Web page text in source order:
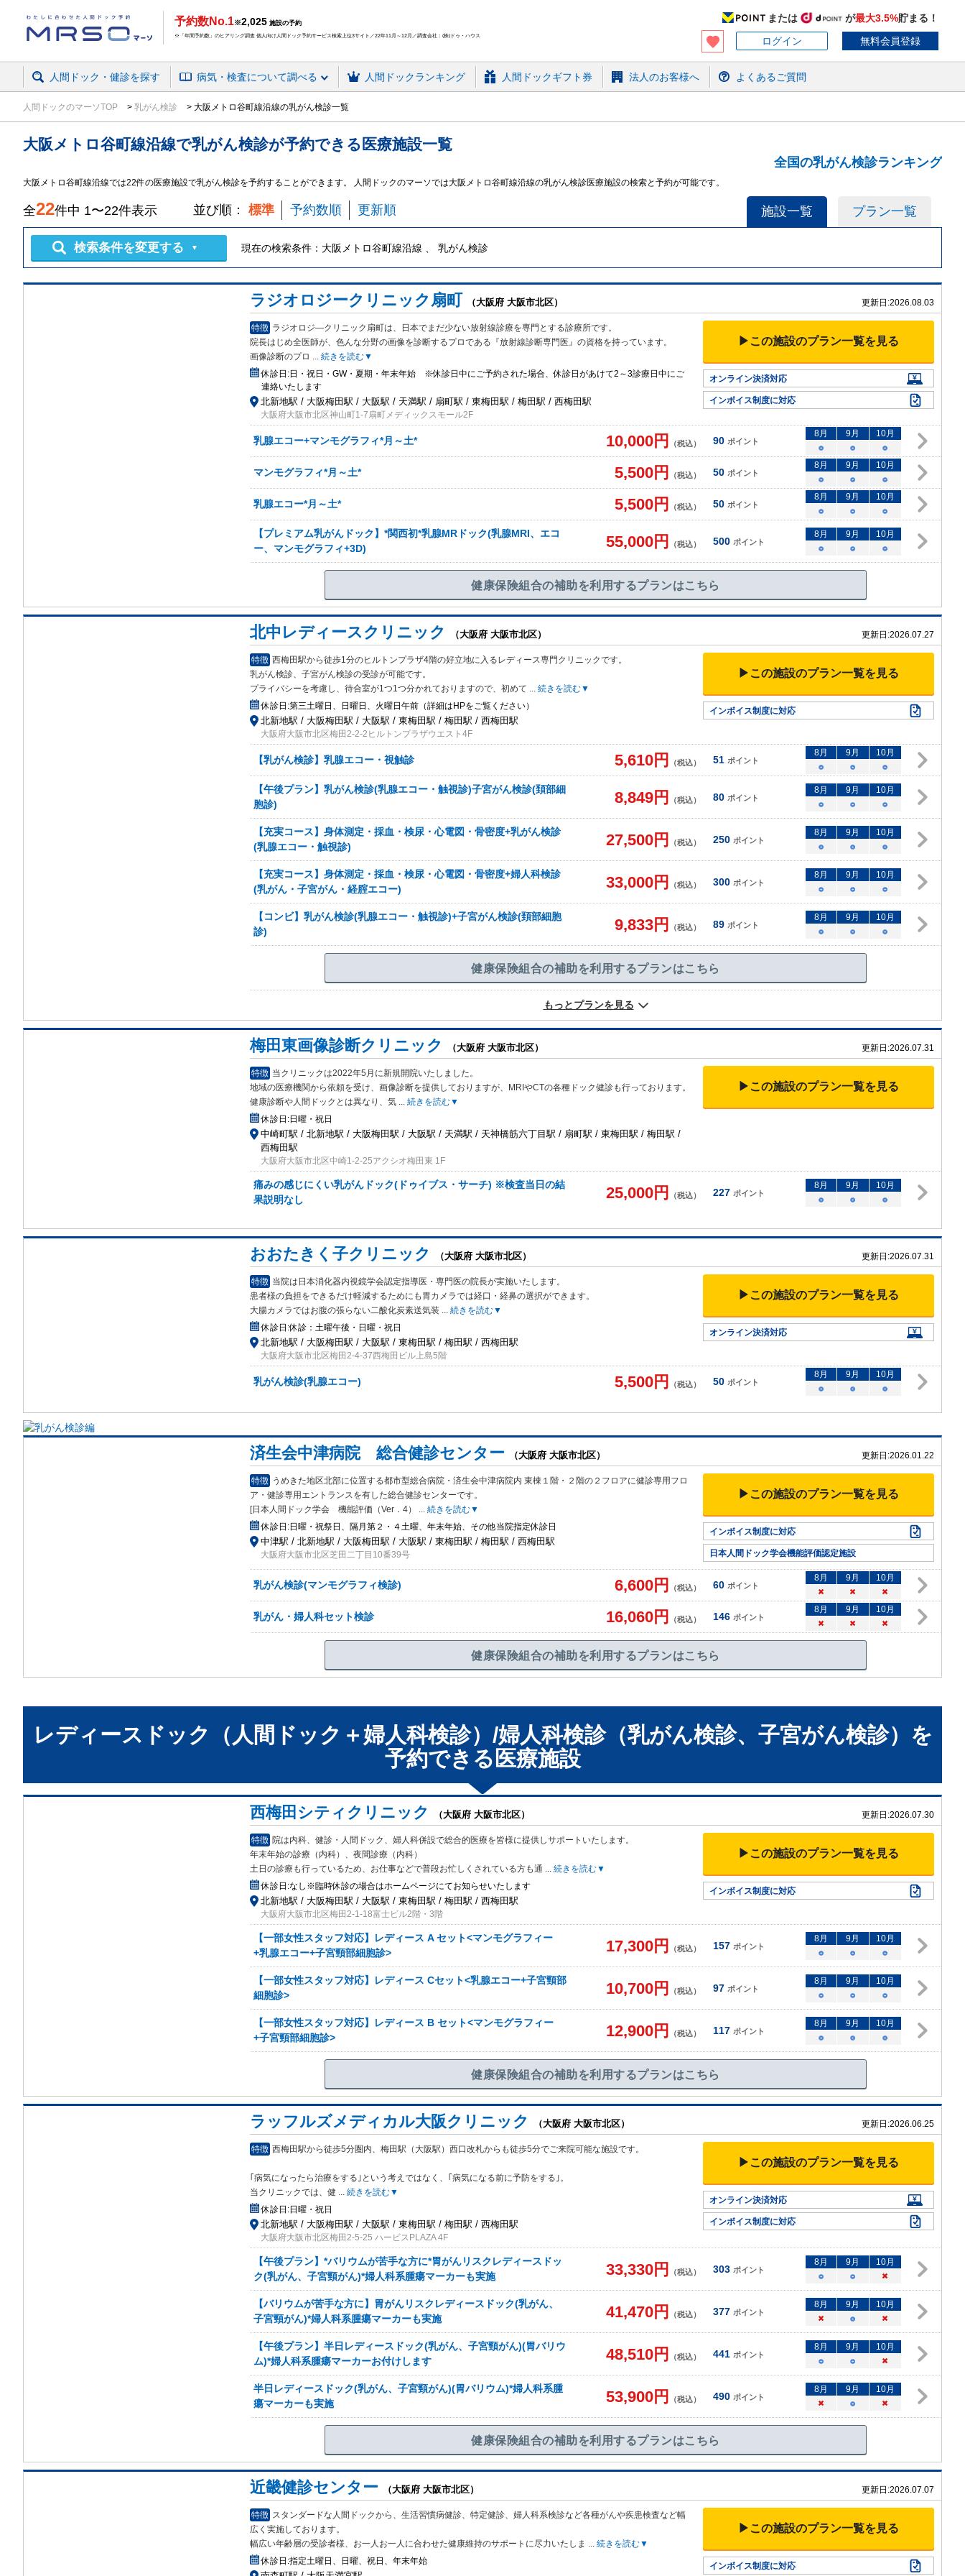
予約数No.1※2,025 施設の予約
※「年間予約数」のヒアリング調査 個人向け人間ドック予約サービス検索上位3サイト／22年11月～12月／調査会社：(株)ドゥ・ハウス
または が最大3.5%貯まる！
ログイン
無料会員登録
人間ドック・健診を探す 病気・検査について調べる 人間ドックランキング 人間ドックギフト券 法人のお客様へ よくあるご質問
人間ドックのマーソTOP 乳がん検診 大阪メトロ谷町線沿線の乳がん検診一覧
大阪メトロ谷町線沿線で乳がん検診が予約できる 医療施設一覧
全国の乳がん検診ランキング
大阪メトロ谷町線沿線では22件の医療施設で乳がん検診を予約することができます。 人間ドックのマーソでは大阪メトロ谷町線沿線の乳がん検診医療施設の検索と予約が可能です。
施設一覧 プラン一覧
全22件中 1〜22件表示 並び順： 標準 予約数順 更新順
検索条件を変更する ▼ 現在の検索条件： 大阪メトロ谷町線沿線 、 乳がん検診
ラジオロジークリニック扇町 （大阪府 大阪市北区） 更新日:2026.08.03
特徴 ラジオロジ―クリニック扇町は、日本でまだ少ない放射線診療を専門とする診療所です。
院長はじめ全医師が、色んな分野の画像を診断するプロである『放射線診断専門医』の資格を持っています。
画像診断のプロ ... 続きを読む▼
休診日:日・祝日・GW・夏期・年末年始 ※休診日中にご予約された場合、休診日があけて2～3診療日中にご
連絡いたします
北新地駅 / 大阪梅田駅 / 大阪駅 / 天満駅 / 扇町駅 / 東梅田駅 / 梅田駅 / 西梅田駅
大阪府大阪市北区神山町1-7扇町メディックスモール2F
▶この施設のプラン一覧を見る
オンライン決済対応
インボイス制度に対応
乳腺エコー+マンモグラフィ*月～土* 10,000円 （税込） 90 ポイント
8月 9月 10月
○
○ ○
マンモグラフィ*月～土* 5,500円 （税込） 50 ポイント
8月 9月 10月
○
○ ○
乳腺エコー*月～土* 5,500円 （税込） 50 ポイント
8月 9月 10月
○
○ ○
【プレミアム乳がんドック】*関西初*乳腺MRドック(乳腺MRI、エコ
ー、マンモグラフィ+3D)
55,000円 （税込） 500 ポイント
8月 9月 10月
○
○ ○
健康保険組合の補助を利用するプランはこちら
北中レディースクリニック （大阪府 大阪市北区） 更新日:2026.07.27
特徴 西梅田駅から徒歩1分のヒルトンプラザ4階の好立地に入るレディース専門クリニックです。
乳がん検診、 子宮がん検診の受診が可能です。
プライバシーを考慮し、待合室が1つ1つ分かれておりますので、初めて ... 続きを読む▼
休診日:第三土曜日、日曜日、火曜日午前（詳細はHPをご覧ください）
北新地駅 / 大阪梅田駅 / 大阪駅 / 東梅田駅 / 梅田駅 / 西梅田駅
大阪府大阪市北区梅田2-2-2ヒルトンプラザウエスト4F
▶この施設のプラン一覧を見る
インボイス制度に対応
【乳がん検診】乳腺エコー・視触診 5,610円 （税込） 51 ポイント
8月 9月 10月
○
○ ○
【午後プラン】乳がん検診(乳腺エコー・触視診)子宮がん検診(頚部細
胞診)
8,849円 （税込） 80 ポイント
8月 9月 10月
○
○ ○
【充実コース】身体測定・採血・検尿・心電図・骨密度+乳がん検診
(乳腺エコー・触視診)
27,500円 （税込） 250 ポイント
8月 9月 10月
○
○ ○
【充実コース】身体測定・採血・検尿・心電図・骨密度+婦人科検診
(乳がん・子宮がん・経腟エコー)
33,000円 （税込） 300 ポイント
8月 9月 10月
○
○ ○
【コンビ】乳がん検診(乳腺エコー・触視診)+子宮がん検診(頚部細胞
診)
9,833円 （税込） 89 ポイント
8月 9月 10月
○
○ ○
健康保険組合の補助を利用するプランはこちら
もっとプランを見る
梅田東画像診断クリニック （大阪府 大阪市北区） 更新日:2026.07.31
特徴 当クリニックは2022年5月に新規開院いたしました。
地域の医療機関から依頼を受け、画像診断を提供しておりますが、MRIやCTの各種ドック健診も行っております。
健康診断や人間ドックとは異なり、気 ... 続きを読む▼
休診日:日曜・祝日
中崎町駅 / 北新地駅 / 大阪梅田駅 / 大阪駅 / 天満駅 / 天神橋筋六丁目駅 / 扇町駅 / 東梅田駅 / 梅田駅 /
西梅田駅
大阪府大阪市北区中崎1-2-25アクシオ梅田東 1F
▶この施設のプラン一覧を見る
痛みの感じにくい乳がんドック(ドゥイブス・サーチ) ※検査当日の結
果説明なし
25,000円 （税込） 227 ポイント
8月 9月 10月
○
○ ○
おおたきく子クリニック （大阪府 大阪市北区） 更新日:2026.07.31
特徴 当院は日本消化器内視鏡学会認定指導医・専門医の院長が実施いたします。
患者様の負担をできるだけ軽減するためにも胃カメラでは経口・経鼻の選択ができます。
大腸カメラではお腹の張らない二酸化炭素送気装 ... 続きを読む▼
休診日:休診：土曜午後・日曜・祝日
北新地駅 / 大阪梅田駅 / 大阪駅 / 東梅田駅 / 梅田駅 / 西梅田駅
大阪府大阪市北区梅田2-4-37西梅田ビル上島5階
▶この施設のプラン一覧を見る
オンライン決済対応
乳がん検診(乳腺エコー) 5,500円 （税込） 50 ポイント
8月 9月 10月
○
○ ○
済生会中津病院 総合健診センター （大阪府 大阪市北区） 更新日:2026.01.22
特徴 うめきた地区北部に位置する都市型総合病院・済生会中津病院内 東棟１階・２階の２フロアに健診専用フロ
ア ・健診専用エントランスを有した総合健診センターです。
[日本人間ドック学会 機能評価（Ver．4）
... 続きを読む▼
休診日:日曜・祝祭日、隔月第２・４土曜、年末年始、その他当院指定休診日
中津駅 / 北新地駅 / 大阪梅田駅 / 大阪駅 / 東梅田駅 / 梅田駅 / 西梅田駅
大阪府大阪市北区芝田二丁目10番39号
▶この施設のプラン一覧を見る
インボイス制度に対応
日本人間ドック学会機能評価認定施設
乳がん検診(マンモグラフィ検診) 6,600円 （税込） 60 ポイント
8月 9月 10月
×
× ×
乳がん・婦人科セット検診 16,060円 （税込） 146 ポイント
8月 9月 10月
×
× ×
健康保険組合の補助を利用するプランはこちら
レディースドック（人間ドック＋婦人科検診）/婦人科検診（乳がん検診、子宮がん検診）
を
予約できる 医療施設
西梅田シティクリニック （大阪府 大阪市北区） 更新日:2026.07.30
特徴 院は内科、健診・人間ドック、婦人科併設で総合的医療を皆様に提供しサポートいたします。
年末年始の診療（内科）、夜間診療（内科）
土日の診療も行っているため、お仕事などで普段お忙しくされている方も通 ... 続きを読む▼
休診日:なし※臨時休診の場合はホームページにてお知らせいたします
北新地駅 / 大阪梅田駅 / 大阪駅 / 東梅田駅 / 梅田駅 / 西梅田駅
大阪府大阪市北区梅田2-1-18富士ビル2階・3階
▶この施設のプラン一覧を見る
インボイス制度に対応
【一部女性スタッフ対応】レディース A セット<マンモグラフィー
+乳腺エコー+子宮頸部細胞診>
17,300円 （税込） 157 ポイント
8月 9月 10月
○
○ ○
【一部女性スタッフ対応】レディース Cセット<乳腺エコー+子宮頸部
細胞診>
10,700円 （税込） 97 ポイント
8月 9月 10月
○
○ ○
【一部女性スタッフ対応】レディース B セット<マンモグラフィー
+子宮頸部細胞診>
12,900円 （税込） 117 ポイント
8月 9月 10月
○
○ ○
健康保険組合の補助を利用するプランはこちら
ラッフルズメディカル大阪クリニック （大阪府 大阪市北区） 更新日:2026.06.25
特徴 西梅田駅から徒歩5分圏内、梅田駅（大阪駅）西口改札からも徒歩5分でご来院可能な施設です。
｢病気になったら治療をする｣という考えではなく、｢病気になる前に予防をする｣。
当クリニックでは、健 ... 続きを読む▼
休診日:日曜・祝日
北新地駅 / 大阪梅田駅 / 大阪駅 / 東梅田駅 / 梅田駅 / 西梅田駅
大阪府大阪市北区梅田2-5-25 ハービスPLAZA 4F
▶この施設のプラン一覧を見る
オンライン決済対応
インボイス制度に対応
【午後プラン】*バリウムが苦手な方に*胃がんリスクレディースドッ
ク(乳がん、子宮頸がん)*婦人科系腫瘍マーカーも実施
33,330円 （税込） 303 ポイント
8月 9月 10月
○
○ ×
【バリウムが苦手な方に】胃がんリスクレディースドック(乳がん、
子宮頸がん)*婦人科系腫瘍マーカーも実施
41,470円 （税込） 377 ポイント
8月 9月 10月
×
○ ×
【午後プラン】半日レディースドック(乳がん、子宮頸がん)(胃バリウ
ム)*婦人科系腫瘍マーカーお付けします
48,510円 （税込） 441 ポイント
8月 9月 10月
○
○ ×
半日レディースドック(乳がん、子宮頸がん)(胃バリウム)*婦人科系腫
瘍マーカーも実施
53,900円 （税込） 490 ポイント
8月 9月 10月
×
○ ×
健康保険組合の補助を利用するプランはこちら
近畿健診センター （大阪府 大阪市北区） 更新日:2026.07.07
特徴 スタンダードな人間ドックから、生活習慣病健診、特定健診、婦人科系検診など各種がんや疾患検査など幅
広く 実施しております。
幅広い年齢層の受診者様、お一人お一人に合わせた健康維持のサポートに尽力いたしま ... 続きを読む▼
休診日:指定土曜日、日曜、祝日、年末年始
▶この施設のプラン一覧を見る
インボイス制度に対応